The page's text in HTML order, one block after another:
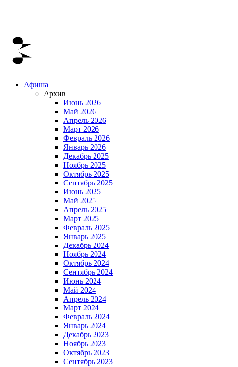
Афиша
Архив
Июнь 2026
Май 2026
Апрель 2026
Март 2026
Февраль 2026
Январь 2026
Декабрь 2025
Ноябрь 2025
Октябрь 2025
Сентябрь 2025
Июнь 2025
Май 2025
Апрель 2025
Март 2025
Февраль 2025
Январь 2025
Декабрь 2024
Ноябрь 2024
Октябрь 2024
Сентябрь 2024
Июнь 2024
Май 2024
Апрель 2024
Март 2024
Февраль 2024
Январь 2024
Декабрь 2023
Ноябрь 2023
Октябрь 2023
Сентябрь 2023